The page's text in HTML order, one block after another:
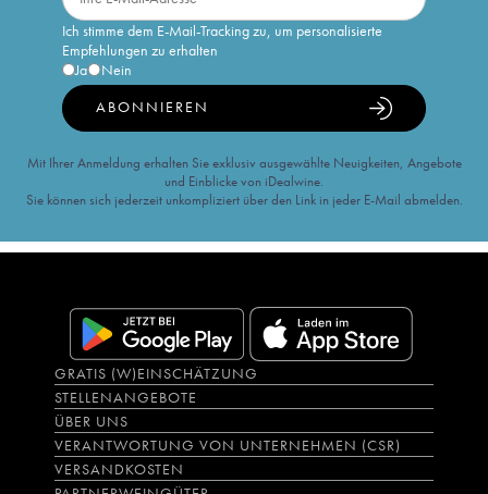
Ich stimme dem E-Mail-Tracking zu, um personalisierte
Empfehlungen zu erhalten
Ja
Nein
ABONNIEREN
Mit Ihrer Anmeldung erhalten Sie exklusiv ausgewählte Neuigkeiten, Angebote
und Einblicke von iDealwine.
Sie können sich jederzeit unkompliziert über den Link in jeder E-Mail abmelden.
GRATIS (W)EINSCHÄTZUNG
STELLENANGEBOTE
ÜBER UNS
VERANTWORTUNG VON UNTERNEHMEN (CSR)
VERSANDKOSTEN